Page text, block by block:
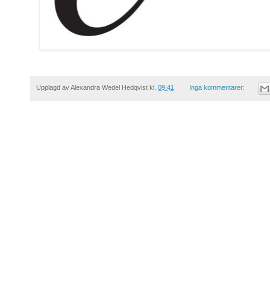
Upplagd avAlexandra Wedel Hedqvist kl. 09:41 Inga kommentarer: